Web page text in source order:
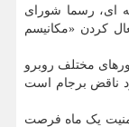
ای، رسما شورای
کردن «مکانیسم
مختلف روبرو
ناقض برجام است
یک ماه فرصت